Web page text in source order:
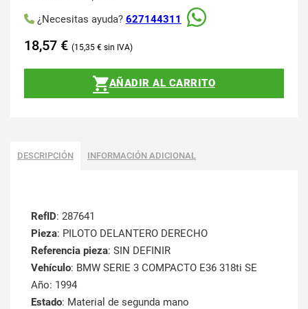
¿Necesitas ayuda? 627144311
18,57 € 15,35 €
AÑADIR AL CARRITO
DESCRIPCIÓN INFORMACIÓN ADICIONAL
RefID: 287641
Pieza: PILOTO DELANTERO DERECHO
Referencia pieza: SIN DEFINIR
Vehículo: BMW SERIE 3 COMPACTO E36 318ti SE
Año: 1994
Estado: Material de segunda mano